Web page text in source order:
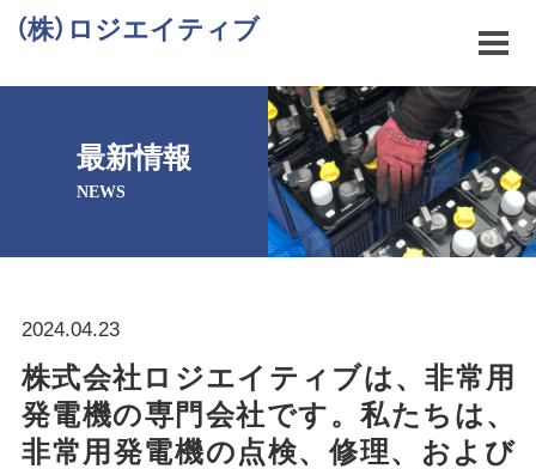
（株）ロジエイティブ
最新情報
NEWS
2024.04.23
株式会社ロジエイティブは、非常用
発電機の専門会社です。私たちは、
非常用発電機の点検、修理、および